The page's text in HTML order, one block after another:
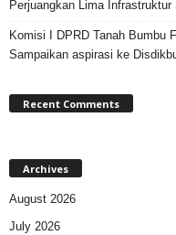
Perjuangkan Lima Infrastruktur
Komisi I DPRD Tanah Bumbu
Sampaikan aspirasi ke
Recent Comments
Archives
August 2026
July 2026